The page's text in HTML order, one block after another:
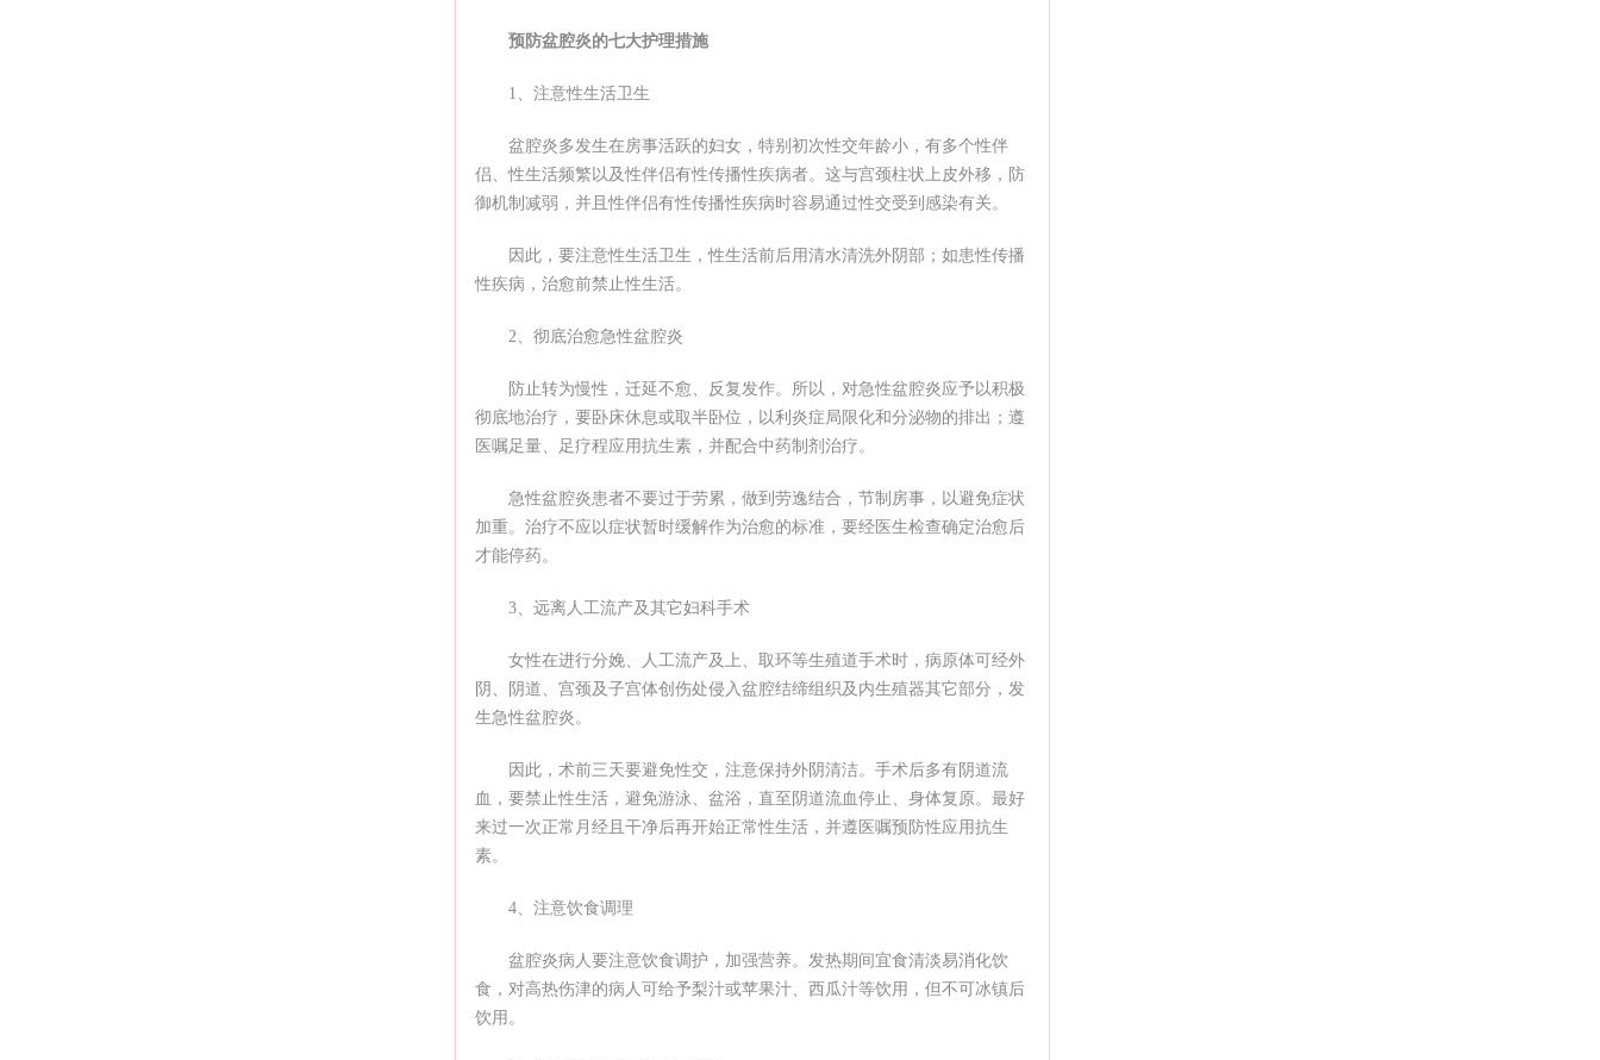
预防盆腔炎的七大护理措施
1、注意性生活卫生
盆腔炎多发生在房事活跃的妇女，特别初次性交年龄小，有多个性伴
侣、性生活频繁以及性伴侣有性传播性疾病者。这与宫颈柱状上皮外移，防
御机制减弱，并且性伴侣有性传播性疾病时容易通过性交受到感染有关。
因此，要注意性生活卫生，性生活前后用清水清洗外阴部；如患性传播
性疾病，治愈前禁止性生活。
2、彻底治愈急性盆腔炎
防止转为慢性，迁延不愈、反复发作。所以，对急性盆腔炎应予以积极
彻底地治疗，要卧床休息或取半卧位，以利炎症局限化和分泌物的排出；遵
医嘱足量、足疗程应用抗生素，并配合中药制剂治疗。
急性盆腔炎患者不要过于劳累，做到劳逸结合，节制房事，以避免症状
加重。治疗不应以症状暂时缓解作为治愈的标准，要经医生检查确定治愈后
才能停药。
3、远离人工流产及其它妇科手术
女性在进行分娩、人工流产及上、取环等生殖道手术时，病原体可经外
阴、阴道、宫颈及子宫体创伤处侵入盆腔结缔组织及内生殖器其它部分，发
生急性盆腔炎。
因此，术前三天要避免性交，注意保持外阴清洁。手术后多有阴道流
血，要禁止性生活，避免游泳、盆浴，直至阴道流血停止、身体复原。最好
来过一次正常月经且干净后再开始正常性生活，并遵医嘱预防性应用抗生
素。
4、注意饮食调理
盆腔炎病人要注意饮食调护，加强营养。发热期间宜食清淡易消化饮
食，对高热伤津的病人可给予梨汁或苹果汁、西瓜汁等饮用，但不可冰镇后
饮用。